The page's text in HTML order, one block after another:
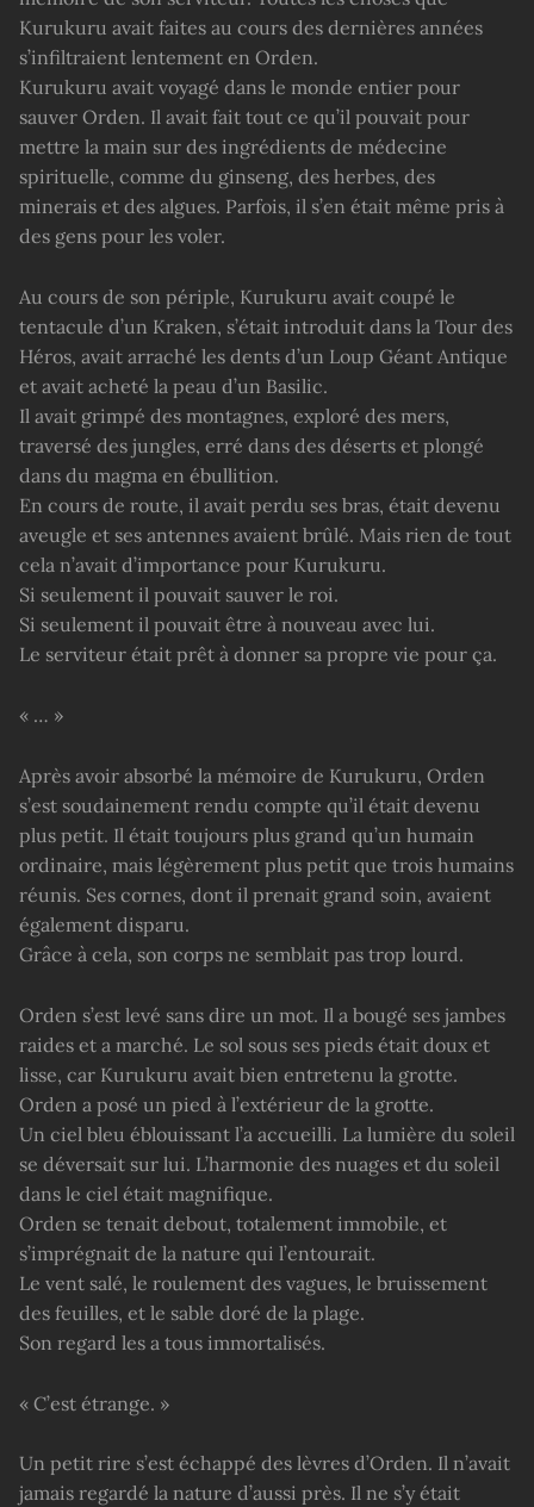
Kurukuru avait faites au cours des dernières années
s’infiltraient lentement en Orden.
Kurukuru avait voyagé dans le monde entier pour
sauver Orden. Il avait fait tout ce qu’il pouvait pour
mettre la main sur des ingrédients de médecine
spirituelle, comme du ginseng, des herbes, des
minerais et des algues. Parfois, il s’en était même pris à
des gens pour les voler.
Au cours de son périple, Kurukuru avait coupé le
tentacule d’un Kraken, s’était introduit dans la Tour des
Héros, avait arraché les dents d’un Loup Géant Antique
et avait acheté la peau d’un Basilic.
Il avait grimpé des montagnes, exploré des mers,
traversé des jungles, erré dans des déserts et plongé
dans du magma en ébullition.
En cours de route, il avait perdu ses bras, était devenu
aveugle et ses antennes avaient brûlé. Mais rien de tout
cela n’avait d’importance pour Kurukuru.
Si seulement il pouvait sauver le roi.
Si seulement il pouvait être à nouveau avec lui.
Le serviteur était prêt à donner sa propre vie pour ça.
« … »
Après avoir absorbé la mémoire de Kurukuru, Orden
s’est soudainement rendu compte qu’il était devenu
plus petit. Il était toujours plus grand qu’un humain
ordinaire, mais légèrement plus petit que trois humains
réunis. Ses cornes, dont il prenait grand soin, avaient
également disparu.
Grâce à cela, son corps ne semblait pas trop lourd.
Orden s’est levé sans dire un mot. Il a bougé ses jambes
raides et a marché. Le sol sous ses pieds était doux et
lisse, car Kurukuru avait bien entretenu la grotte.
Orden a posé un pied à l’extérieur de la grotte.
Un ciel bleu éblouissant l’a accueilli. La lumière du soleil
se déversait sur lui. L’harmonie des nuages et du soleil
dans le ciel était magnifique.
Orden se tenait debout, totalement immobile, et
s’imprégnait de la nature qui l’entourait.
Le vent salé, le roulement des vagues, le bruissement
des feuilles, et le sable doré de la plage.
Son regard les a tous immortalisés.
« C’est étrange. »
Un petit rire s’est échappé des lèvres d’Orden. Il n’avait
jamais regardé la nature d’aussi près. Il ne s’y était